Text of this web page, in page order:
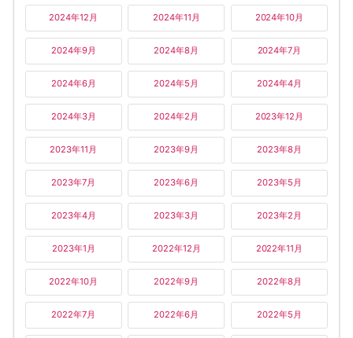
2024年12月 2024年11月 2024年10月
2024年9月 2024年8月 2024年7月
2024年6月 2024年5月 2024年4月
2024年3月 2024年2月 2023年12月
2023年11月 2023年9月 2023年8月
2023年7月 2023年6月 2023年5月
2023年4月 2023年3月 2023年2月
2023年1月 2022年12月 2022年11月
2022年10月 2022年9月 2022年8月
2022年7月 2022年6月 2022年5月